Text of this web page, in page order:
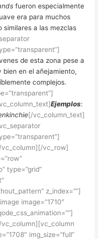
fueron especialmente
era para muchos
similares a las mezclas
de esta zona pese a
en el añejamiento,
complejos.
Ejemplos:
[/vc_column_text]
vc_row]
type=”grid”
z_index=””]
image=”1710″
img_size=”full”